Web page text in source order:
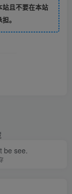
且不要在本站
。
be see.